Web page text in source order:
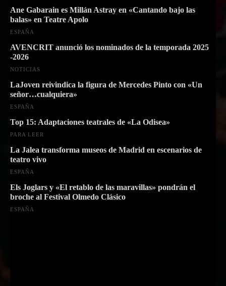
Ane Gabarain es Millán Astray en «Cantando bajo las
balas» en Teatre Apolo
ESPAÑA
AVENCRIT anunció los nominados de la temporada 2025
-2026
NOTICIAS
LaJoven reivindica la figura de Mercedes Pinto con «Un
señor…cualquiera»
ESPAÑA
Top 15: Adaptaciones teatrales de «La Odisea»
PARA LEER
La Jalea transforma museos de Madrid en escenarios de
teatro vivo
ESPAÑA
Els Joglars y «El retablo de las maravillas» pondrán el
broche al Festival Olmedo Clásico
ESPAÑA